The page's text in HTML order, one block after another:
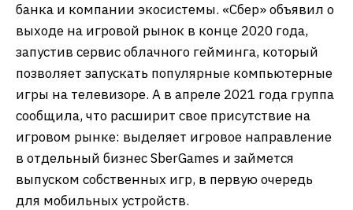
банка и компании экосистемы. «Сбер» объявил о
выходе на игровой рынок в конце 2020 года,
запустив сервис облачного гейминга, который
позволяет запускать популярные компьютерные
игры на телевизоре. А в апреле 2021 года группа
сообщила, что расширит свое присутствие на
игровом рынке: выделяет игровое направление
в отдельный бизнес SberGames и займется
выпуском собственных игр, в первую очередь
для мобильных устройств.